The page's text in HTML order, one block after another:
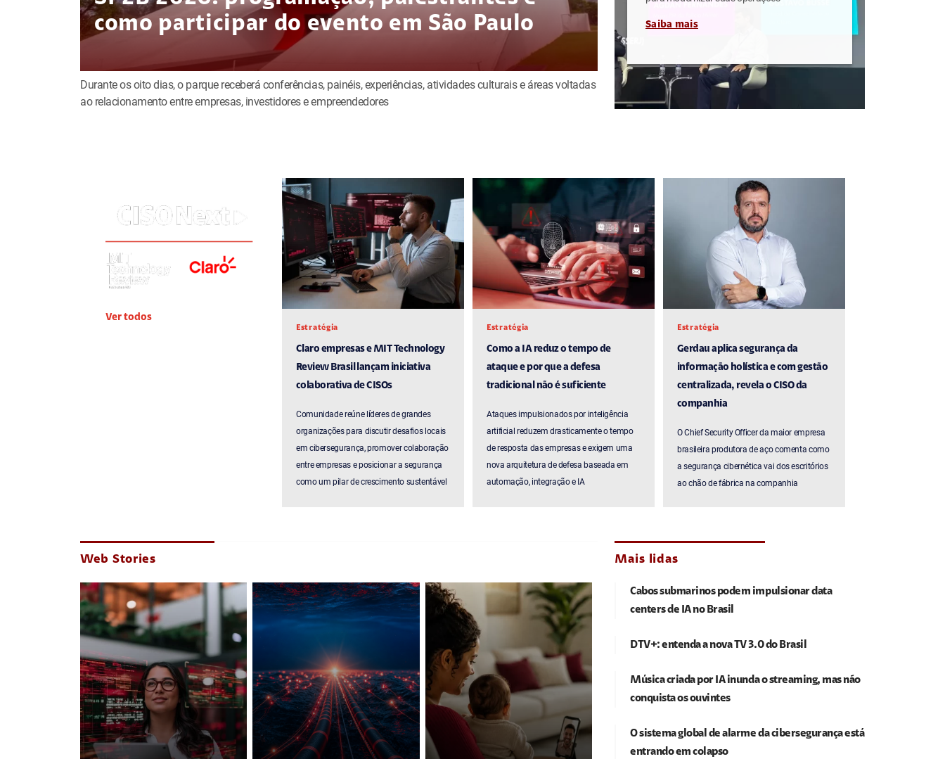
como participar do evento em São Paulo
Durante os oito dias, o parque receberá conferências, painéis, experiências, atividades culturais e áreas voltadas
ao relacionamento entre empresas, investidores e empreendedores
Saiba mais
Ver todos
Estratégia
Claro empresas e MIT Technology
Review Brasil lançam iniciativa
colaborativa de CISOs
Comunidade reúne líderes de grandes
organizações para discutir desafios locais
em cibersegurança, promover colaboração
entre empresas e posicionar a segurança
como um pilar de crescimento sustentável
Estratégia
Como a IA reduz o tempo de
ataque e por que a defesa
tradicional não é suficiente
Ataques impulsionados por inteligência
artificial reduzem drasticamente o tempo
de resposta das empresas e exigem uma
nova arquitetura de defesa baseada em
automação, integração e IA
Estratégia
Gerdau aplica segurança da
informação holística e com gestão
centralizada, revela o CISO da
companhia
O Chief Security Officer da maior empresa
brasileira produtora de aço comenta como
a segurança cibernética vai dos escritórios
ao chão de fábrica na companhia
Web Stories Mais lidas
Cabos submarinos podem impulsionar data
centers de IA no Brasil
DTV+: entenda a nova TV 3.0 do Brasil
Música criada por IA inunda o streaming, mas não
conquista os ouvintes
O sistema global de alarme da cibersegurança está
entrando em colapso